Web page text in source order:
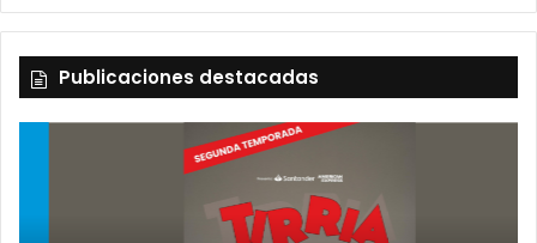
Publicaciones destacadas